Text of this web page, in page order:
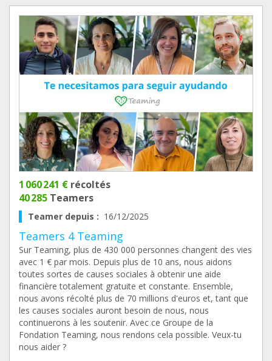
1 060 241 € récoltés
40 285 Teamers
Teamer depuis : 16/12/2025
Teamers 4 Teaming
Sur Teaming, plus de 430 000 personnes changent des vies
avec 1 € par mois. Depuis plus de 10 ans, nous aidons
toutes sortes de causes sociales à obtenir une aide
financière totalement gratuite et constante. Ensemble,
nous avons récolté plus de 70 millions d'euros et, tant que
les causes sociales auront besoin de nous, nous
continuerons à les soutenir. Avec ce Groupe de la
Fondation Teaming, nous rendons cela possible. Veux-tu
nous aider ?